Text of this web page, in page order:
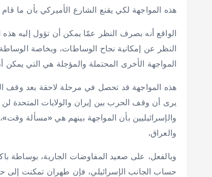
هذه المواجهة لكي يقنع الشارع الأميركي بأن ما
الواقع أنه بصرف النظر عمّا يمكن أن تؤول إليه
النظر عن إمكانية نجاح الوساطات، وبخاصة
المواجهة الأخرى المحتملة والمؤجلة هي التي يمكن
هذه المواجهة قد تحصل في مرحلة لاحقة بعد وقف
يرى أن وقف الحرب بين إيران والولايات المتحدة
والإسرائيليين بأن المواجهة بينهم هي «مسألة
والعراق.
وبالفعل، على صعيد المفاوضات الجارية، بوساطة
حساب الجانب الإسرائيلي، فإن طهران تمكنت إلى